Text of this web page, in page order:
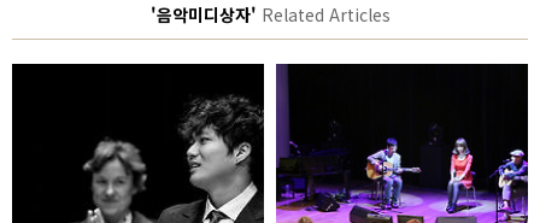
'음악미디상자' Related Articles